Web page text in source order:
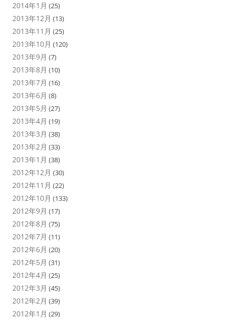
2014年1月 (25)
2013年12月 (13)
2013年11月 (25)
2013年10月 (120)
2013年9月 (7)
2013年8月 (10)
2013年7月 (16)
2013年6月 (8)
2013年5月 (27)
2013年4月 (19)
2013年3月 (38)
2013年2月 (33)
2013年1月 (38)
2012年12月 (30)
2012年11月 (22)
2012年10月 (133)
2012年9月 (17)
2012年8月 (75)
2012年7月 (11)
2012年6月 (20)
2012年5月 (31)
2012年4月 (25)
2012年3月 (45)
2012年2月 (39)
2012年1月 (29)